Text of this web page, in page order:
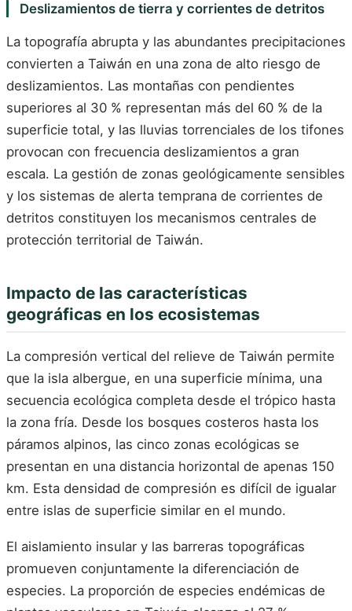
Deslizamientos de tierra y corrientes de detritos
La topografía abrupta y las abundantes precipitaciones
convierten a Taiwán en una zona de alto riesgo de
deslizamientos. Las montañas con pendientes
superiores al 30 % representan más del 60 % de la
superficie total, y las lluvias torrenciales de los tifones
provocan con frecuencia deslizamientos a gran
escala. La gestión de zonas geológicamente sensibles
y los sistemas de alerta temprana de corrientes de
detritos constituyen los mecanismos centrales de
protección territorial de Taiwán.
Impacto de las características
geográficas en los ecosistemas
La compresión vertical del relieve de Taiwán permite
que la isla albergue, en una superficie mínima, una
secuencia ecológica completa desde el trópico hasta
la zona fría. Desde los bosques costeros hasta los
páramos alpinos, las cinco zonas ecológicas se
presentan en una distancia horizontal de apenas 150
km. Esta densidad de compresión es difícil de igualar
entre islas de superficie similar en el mundo.
El aislamiento insular y las barreras topográficas
promueven conjuntamente la diferenciación de
especies. La proporción de especies endémicas de